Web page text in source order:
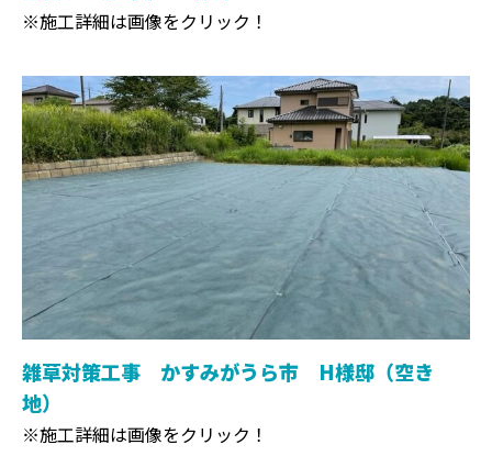
※施工詳細は画像をクリック！
雑草対策工事 かすみがうら市 H様邸（空き
地）
※施工詳細は画像をクリック！